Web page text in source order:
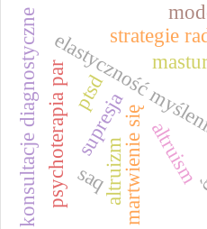
elastyczność
martwienie się
strategie
supresja altruism
altruizm
psychoterapia par
konsultacje diagnostyczne ptsd
saq